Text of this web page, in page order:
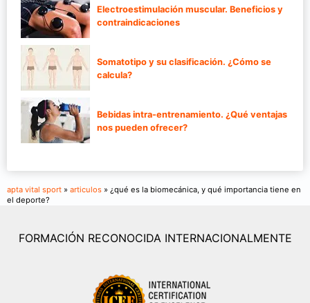
Electroestimulación muscular. Beneficios y
contraindicaciones
Somatotipo y su clasificación. ¿Cómo se
calcula?
Bebidas intra-entrenamiento. ¿Qué ventajas
nos pueden ofrecer?
apta vital sport » articulos » ¿qué es la biomecánica, y qué importancia tiene en
el deporte?
FORMACIÓN RECONOCIDA INTERNACIONALMENTE